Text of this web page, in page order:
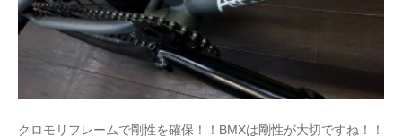
クロモリフレームで剛性を確保！！BMXは剛性が大切ですね！！